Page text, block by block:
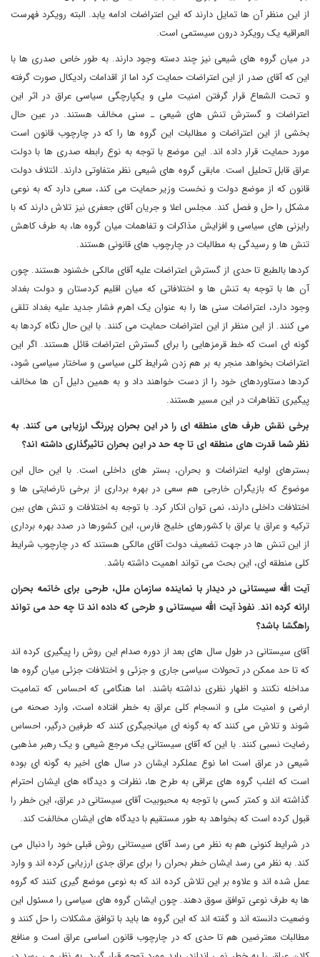
از این منظر آن ها تمایل دارند که این اعتراضات ادامه یابد. البته رویکرد فهرست
العراقیه یک رویکرد درون سیستمی است.
در میان گروه های شیعی نیز چند دسته وجود دارند. به طور خاص صدری ها با
این که آقای صدر از این اعتراضات حمایت کرد اما از اقدامات رادیکال صورت گرفته
و تحت الشعاع قرار گرفتن امنیت ملی و یکپارچگی سیاسی عراق در اثر این
اعتراضات و گسترش تنش های شیعی ـ سنی مخالف هستند. در عین حال
بخشی از این اعتراضات و مطالبات این گروه ها را که در چارچوب قانون است
مورد حمایت قرار داده اند. این موضع با توجه به نوع رابطه صدری ها با دولت
عراق قابل تحلیل است. مابقی گروه های شیعی نظر متفاوتی دارند. ائتلاف دولت
قانون که از موضع دولت و نخست وزیر حمایت می کند، سعی دارد که به نوعی
مشکل را حل و فصل کند. مجلس اعلا و جریان آقای جعفری نیز تلاش دارند که با
رایزنی های سیاسی و افزایش مذاکرات و تفاهمات میان گروه ها، به طرف کاهش
تنش ها و رسیدگی به مطالبات در چارچوب های قانونی هستند.
کردها بالطبع تا حدی از گسترش اعتراضات علیه آقای مالکی خشنود هستند. چون
آن ها با توجه به تنش ها و اختلافاتی که میان اقلیم کردستان و دولت بغداد
وجود دارد، اعتراضات سنی ها را به عنوان یک اهرم فشار جدید علیه بغداد تلقی
می کنند. از این منظر از این اعتراضات حمایت می کنند. با این حال نگاه کردها به
گونه ای است که خط قرمزهایی را برای گسترش اعتراضات قائل هستند. اگر این
اعتراضات بخواهد منجر به بر هم زدن شرایط کلی سیاسی و ساختار سیاسی شود،
کردها دستاوردهای خود را از دست خواهند داد و به همین دلیل آن ها مخالف
پیگیری تظاهرات در این مسیر هستند.
برخی نقش طرف های منطقه ای را در این بحران پررنگ ارزیابی می کنند. به
نظر شما قدرت های منطقه ای تا چه حد در این بحران تاثیرگذاری داشته اند؟
بسترهای اولیه اعتراضات و بحران، بستر های داخلی است. با این حال این
موضوع که بازیگران خارجی هم سعی در بهره برداری از برخی نارضایتی ها و
اختلافات داخلی دارند، نمی توان انکار کرد. با توجه به اختلافات و تنش های بین
ترکیه و عراق یا عراق با کشورهای خلیج فارس، این کشورها در صدد بهره برداری
از این تنش ها در جهت تضعیف دولت آقای مالکی هستند که در چارچوب شرایط
کلی منطقه ای، این بحث می تواند اهمیت داشته باشد.
آیت الله سیستانی در دیدار با نماینده سازمان ملل، طرحی برای خاتمه بحران
ارائه کرده اند. نفوذ آیت الله سیستانی و طرحی که داده اند تا چه حد می تواند
راهگشا باشد؟
آقای سیستانی در طول سال های بعد از دوره صدام این روش را پیگیری کرده اند
که تا حد ممکن در تحولات سیاسی جاری و جزئی و اختلافات جزئی میان گروه ها
مداخله نکنند و اظهار نظری نداشته باشند. اما هنگامی که احساس که تمامیت
ارضی و امنیت ملی و انسجام کلی عراق به خطر افتاده است، وارد صحنه می
شوند و تلاش می کنند که به گونه ای میانجیگری کنند که طرفین درگیر، احساس
رضایت نسبی کنند. با این که آقای سیستانی یک مرجع شیعی و یک رهبر مذهبی
شیعی در عراق است اما نوع عملکرد ایشان در سال های اخیر به گونه ای بوده
است که اغلب گروه های عراقی به طرح ها، نظرات و دیدگاه های ایشان احترام
گذاشته اند و کمتر کسی با توجه به محبوبیت آقای سیستانی در عراق، این خطر را
قبول کرده است که بخواهد به طور مستقیم با دیدگاه های ایشان مخالفت کند.
در شرایط کنونی هم به نظر می رسد آقای سیستانی روش قبلی خود را دنبال می
کند. به نظر می رسد ایشان خطر بحران را برای عراق جدی ارزیابی کرده اند و وارد
عمل شده اند و علاوه بر این تلاش کرده اند که به نوعی موضع گیری کنند که گروه
ها به طرف نوعی توافق سوق دهند. چون ایشان گروه های سیاسی را مسئول این
وضعیت دانسته اند و گفته اند که این گروه ها باید با توافق مشکلات را حل کنند و
مطالبات معترضین هم تا حدی که در چارچوب قانون اساسی عراق است و منافع